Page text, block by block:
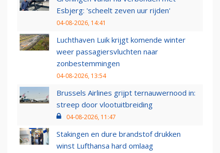
Esbjerg: 'scheelt zeven uur rijden'
04-08-2026, 14:41
Luchthaven Luik krijgt komende winter
weer passagiersvluchten naar
zonbestemmingen
04-08-2026, 13:54
Brussels Airlines grijpt ternauwernood in:
streep door vlootuitbreiding
04-08-2026, 11:47
Stakingen en dure brandstof drukken
winst Lufthansa hard omlaag